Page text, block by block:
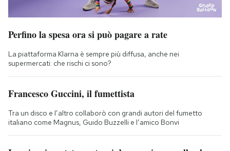
Perfino la spesa ora si può pagare a rate
La piattaforma Klarna è sempre più diffusa, anche nei
supermercati: che rischi ci sono?
Francesco Guccini, il fumettista
Tra un disco e l’altro collaborò con grandi autori del fumetto
italiano come Magnus, Guido Buzzelli e l’amico Bonvi